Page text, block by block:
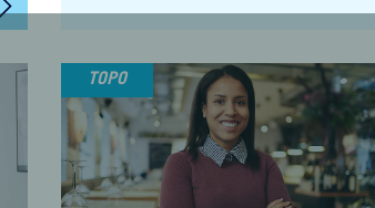
TOPO
sociétés